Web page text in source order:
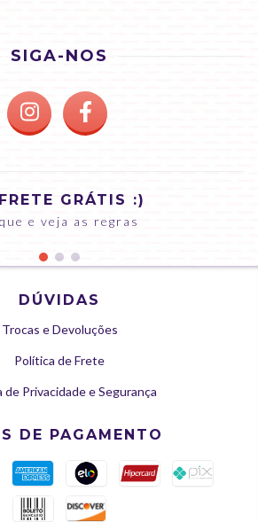
SIGA-NOS
FRETE GRÁTIS :)
e veja as regras
DÚVIDAS
Trocas e Devoluções
Política de Frete
de Privacidade e Segurança
DE PAGAMENTO